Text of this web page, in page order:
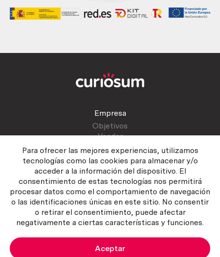
Para ofrecer las mejores experiencias, utilizamos
tecnologías como las cookies para almacenar y/o
acceder a la información del dispositivo. El
consentimiento de estas tecnologías nos permitirá
procesar datos como el comportamiento de navegación
o las identificaciones únicas en este sitio. No consentir
o retirar el consentimiento, puede afectar
negativamente a ciertas características y funciones.
Aceptar
Empresa
Objetivos
Vender
Atención al cliente
Contactar
Manual del vendedor